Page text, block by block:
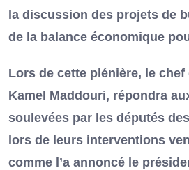
la discussion des projets de
de la balance économique
Lors de cette plénière, le
Kamel Maddouri, répondra
soulevées par les députés
lors de leurs interventions
comme l’a annoncé le